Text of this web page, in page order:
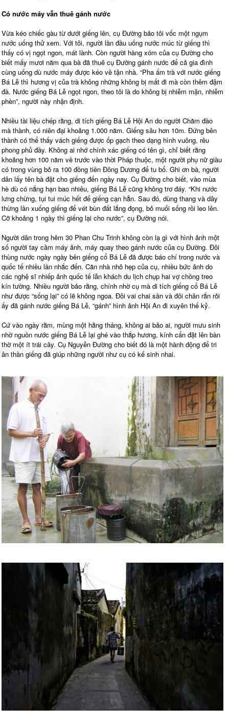
Có nước máy vẫn thuê gánh nước
Vừa kéo chiếc gàu từ dưới giếng lên, cụ Đường bảo tôi vốc một ngụm
nước uống thử xem. Với tôi, người lần đầu uống nước múc từ giếng thì
thấy có vị ngọt ngon, mát lành. Còn người hàng xóm của cụ Đường cho
biết mấy mươi năm qua bà đã thuê cụ Đường gánh nước để cả gia đình
cùng uống dù nước máy được kéo về tận nhà. “Pha ấm trà với nước giếng
Bá Lễ thì hương vị của trà không những không bị mất đi mà còn thêm đậm
đà. Nước giếng Bá Lễ ngọt ngon, theo tôi là do không bị nhiễm mặn, nhiễm
phèn”, người này nhận định.
Nhiều tài liệu chép rằng, di tích giếng Bá Lễ Hội An do người Chăm đào
mà thành, có niên đại khoảng 1.000 năm. Giếng sâu hơn 10m. Đứng bên
thành có thể thấy vách giếng được ốp gạch theo dạng hình vuông, rêu
phong phủ đầy. Không ai nhớ chính xác giếng có tên gì, chỉ biết rằng
khoảng hơn 100 năm về trước vào thời Pháp thuộc, một người phụ nữ giàu
có trong vùng bỏ ra 100 đồng tiền Đông Dương để tu bổ. Ghi ơn bà, người
dân lấy tên bà đặt cho giếng đến ngày nay. Cụ Đường cho biết, vào mùa
hè dù có nắng hạn bao nhiêu, giếng Bá Lễ cũng không trơ đáy. “Khi nước
lưng chừng, tụi tui múc hết để giếng cạn hẳn. Sau đó, dùng thang và dây
thừng lần xuống giếng để vét bùn đất lắng đọng, bỏ muối sống rồi leo lên.
Cỡ khoảng 1 ngày thì giếng lại cho nước”, cụ Đường nói.
Người dân trong hẻm 30 Phan Chu Trinh không còn lạ gì với hình ảnh một
số người tay cầm máy ảnh, máy quay theo gánh nước của cụ Đường. Đôi
thùng nước ngày ngày bên giếng cổ Bá Lễ đã được báo chí trong nước và
quốc tế nhiều lần nhắc đến. Căn nhà nhỏ hẹp của cụ, nhiều bức ảnh do
các nghệ sĩ nhiếp ảnh quốc tế lẫn khách du lịch chụp hai vợ chồng treo
kín tường. Nhiều người bảo rằng, chính nhờ cụ mà di tích giếng cổ Bá Lễ
như được “sống lại” có lẽ không ngoa. Đôi vai chai sần và đôi chân rắn rỏi
ấy đã gánh nước giếng Bá Lễ, “gánh” hình ảnh Hội An đi xuyên thế kỷ.
Cứ vào ngày rằm, mùng một hằng tháng, không ai bảo ai, người mưu sinh
nhờ nguồn nước giếng Bá Lễ lại ghé vào thắp hương, kính cẩn đặt lên bàn
thờ một ít trái cây. Cụ Nguyễn Đường cho biết đó là một hành động để tri
ân thần giếng đã giúp những người như cụ có kế sinh nhai.